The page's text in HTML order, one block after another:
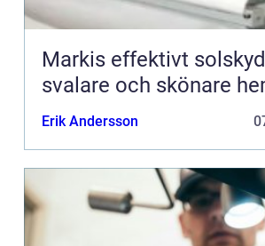
Markis effektivt solskydd för ett
svalare och skönare
Erik Andersson